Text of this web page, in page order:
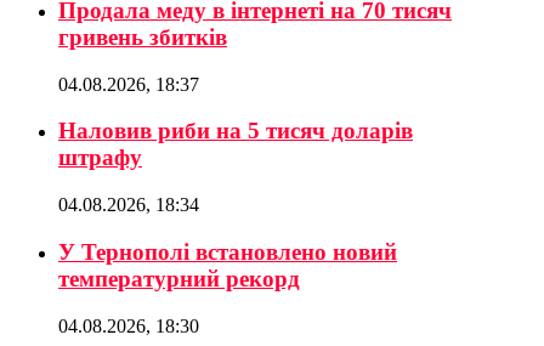
Продала меду в інтернеті на 70 тисяч
гривень збитків
04.08.2026, 18:37
Наловив риби на 5 тисяч доларів
штрафу
04.08.2026, 18:34
У Тернополі встановлено новий
температурний рекорд
04.08.2026, 18:30